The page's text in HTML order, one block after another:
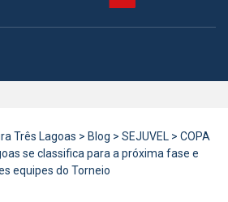
Três Lagoas > Blog > SEJUVEL > COPA
se classifica para a próxima fase e
equipes do Torneio